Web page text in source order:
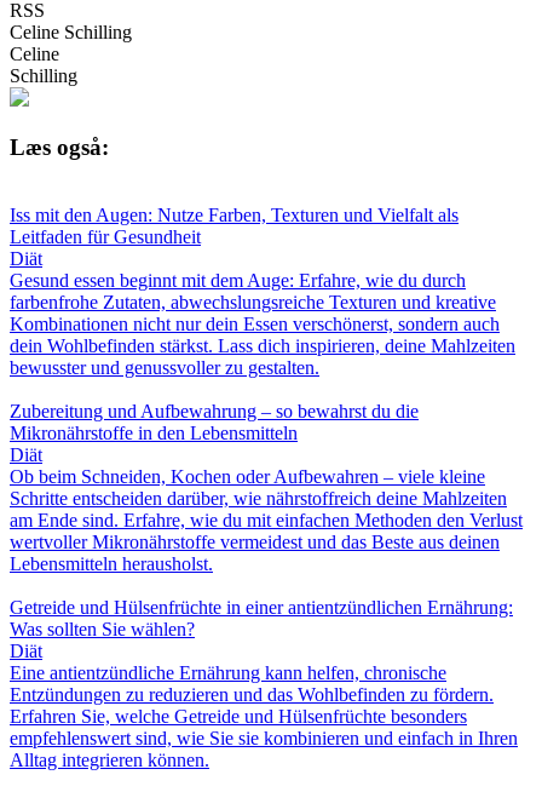
RSS
Celine Schilling
Celine
Schilling
Læs også:
Iss mit den Augen: Nutze Farben, Texturen und Vielfalt als
Leitfaden für Gesundheit
Diät
Gesund essen beginnt mit dem Auge: Erfahre, wie du durch
farbenfrohe Zutaten, abwechslungsreiche Texturen und kreative
Kombinationen nicht nur dein Essen verschönerst, sondern auch
dein Wohlbefinden stärkst. Lass dich inspirieren, deine Mahlzeiten
bewusster und genussvoller zu gestalten.
Zubereitung und Aufbewahrung – so bewahrst du die
Mikronährstoffe in den Lebensmitteln
Diät
Ob beim Schneiden, Kochen oder Aufbewahren – viele kleine
Schritte entscheiden darüber, wie nährstoffreich deine Mahlzeiten
am Ende sind. Erfahre, wie du mit einfachen Methoden den Verlust
wertvoller Mikronährstoffe vermeidest und das Beste aus deinen
Lebensmitteln herausholst.
Getreide und Hülsenfrüchte in einer antientzündlichen Ernährung:
Was sollten Sie wählen?
Diät
Eine antientzündliche Ernährung kann helfen, chronische
Entzündungen zu reduzieren und das Wohlbefinden zu fördern.
Erfahren Sie, welche Getreide und Hülsenfrüchte besonders
empfehlenswert sind, wie Sie sie kombinieren und einfach in Ihren
Alltag integrieren können.